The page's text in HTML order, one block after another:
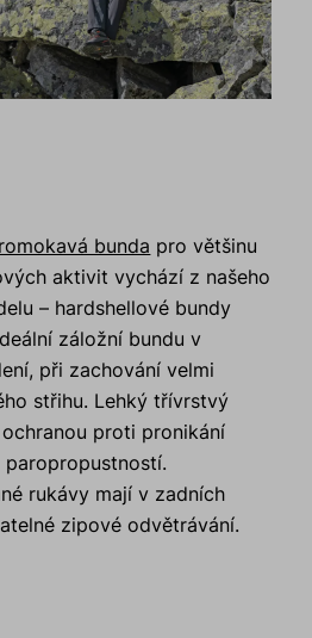
bunda pro většinu
aktivit vychází z našeho
– hardshellové bundy
záložní bundu v
při zachování velmi
střihu. Lehký třívrstvý
proti pronikání
rukávy mají v zadních
zipové odvětrávání.